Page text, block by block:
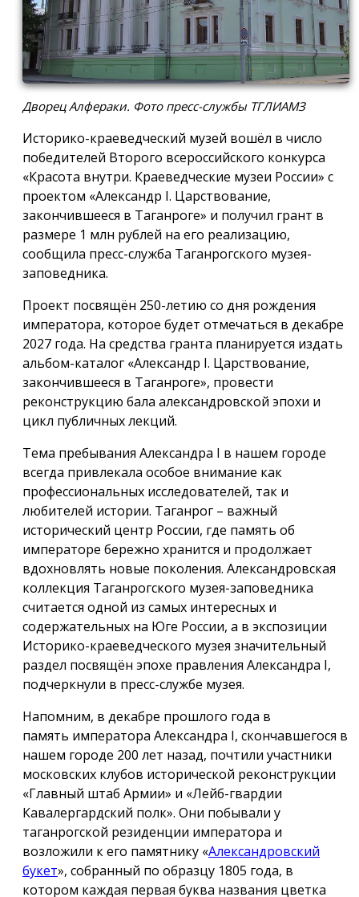
Дворец Алфераки. Фото пресс-службы ТГЛИАМЗ
Историко-краеведческий музей вошёл в число
победителей Второго всероссийского конкурса
«Красота внутри. Краеведческие музеи России» с
проектом «Александр I. Царствование,
закончившееся в Таганроге» и получил грант в
размере 1 млн рублей на его реализацию,
сообщила пресс-служба Таганрогского музея-
заповедника.
Проект посвящён 250-летию со дня рождения
императора, которое будет отмечаться в декабре
2027 года. На средства гранта планируется издать
альбом-каталог «Александр I. Царствование,
закончившееся в Таганроге», провести
реконструкцию бала александровской эпохи и
цикл публичных лекций.
Тема пребывания Александра I в нашем городе
всегда привлекала особое внимание как
профессиональных исследователей, так и
любителей истории. Таганрог – важный
исторический центр России, где память об
императоре бережно хранится и продолжает
вдохновлять новые поколения. Александровская
коллекция Таганрогского музея-заповедника
считается одной из самых интересных и
содержательных на Юге России, а в экспозиции
Историко-краеведческого музея значительный
раздел посвящён эпохе правления Александра I,
подчеркнули в пресс-службе музея.
Напомним, в декабре прошлого года в
память императора Александра I, скончавшегося в
нашем городе 200 лет назад, почтили участники
московских клубов исторической реконструкции
«Главный штаб Армии» и «Лейб-гвардии
Кавалергардский полк». Они побывали у
таганрогской резиденции императора и
возложили к его памятнику «Александровский
букет», собранный по образцу 1805 года, в
котором каждая первая буква названия цветка